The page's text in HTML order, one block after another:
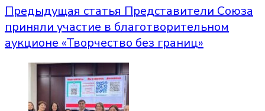
Предыдущая статья Представители Союза
приняли участие в благотворительном
аукционе «Творчество без границ»